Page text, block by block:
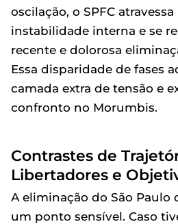
oscilação, o SPFC
instabilidade interna e se
recente e dolorosa
Essa disparidade de fases
camada extra de tensão e
confronto no Morumbis.
Contrastes de
Libertadores e
A eliminação do São Paulo
um ponto sensível. Caso